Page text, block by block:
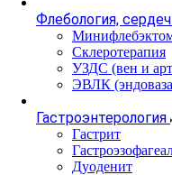
Флебология,
Склеротерапия
УЗДС (вен и
ЭВЛК
Гастроэнтерология
Гастрит
Дуоденит